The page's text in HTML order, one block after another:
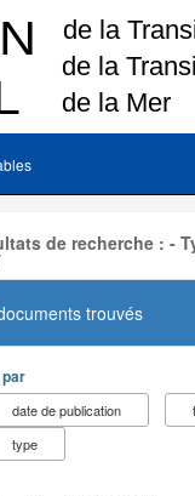
de recherche : -
trouvés
date de publication
type